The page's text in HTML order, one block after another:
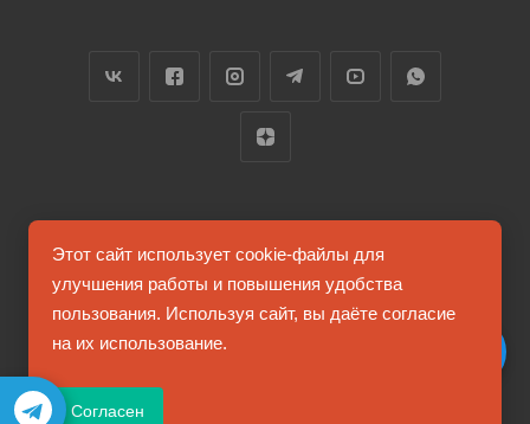
2026 © FUTUMAG.RU
Информация на сайте не является публичной офертой
Этот сайт использует cookie-файлы для
улучшения работы и повышения удобства
пользования. Используя сайт, вы даёте согласие
на их использование.
Согласен